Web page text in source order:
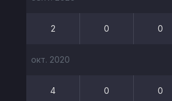
2 0 0
окт. 2020
4 0 0